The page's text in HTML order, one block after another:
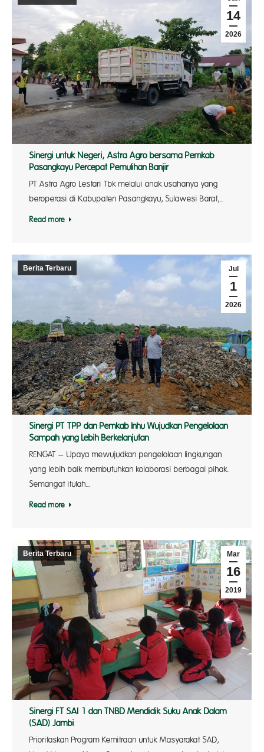
14
2026
Sinergi untuk Negeri, Astra Agro bersama Pemkab
Pasangkayu Percepat Pemulihan Banjir
PT Astra Agro Lestari Tbk melalui anak usahanya yang
beroperasi di Kabupaten Pasangkayu, Sulawesi Barat,…
Read more
Jul
1
2026
Berita Terbaru
Sinergi PT TPP dan Pemkab Inhu Wujudkan Pengelolaan
Sampah yang Lebih Berkelanjutan
RENGAT – Upaya mewujudkan pengelolaan lingkungan
yang lebih baik membutuhkan kolaborasi berbagai pihak.
Semangat itulah…
Read more
Mar
16
2019
Berita Terbaru
Sinergi FT SAI 1 dan TNBD Mendidik Suku Anak Dalam
(SAD) Jambi
Prioritaskan Program Kemitraan untuk Masyarakat SAD,